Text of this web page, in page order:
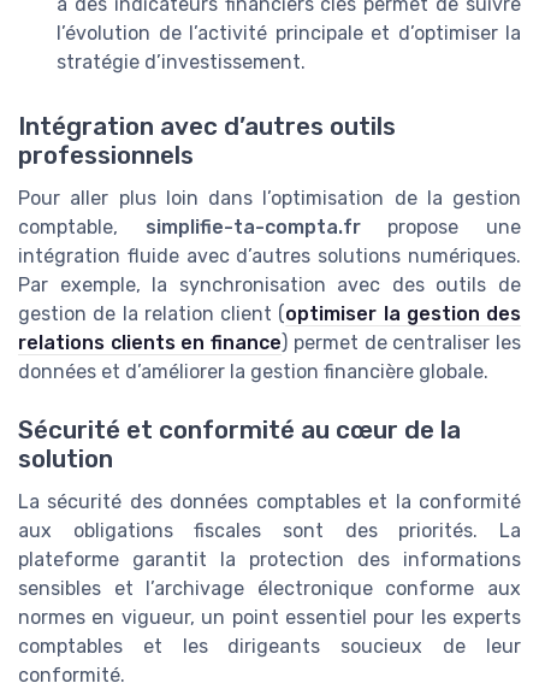
l’évolution de l’activité principale et d’optimiser la
stratégie d’investissement.
Intégration avec d’autres outils
professionnels
Pour aller plus loin dans l’optimisation de la gestion
comptable, simplifie-ta-compta.frpropose une
intégration fluide avec d’autres solutions numériques.
Par exemple, la synchronisation avec des outils de
gestion de la relation client (optimiser la gestion des
relations clients en finance) permet de centraliser les
données et d’améliorer la gestion financière globale.
Sécurité et conformité au cœur de la
solution
La sécurité des données comptables et la conformité
aux obligations fiscales sont des priorités. La
plateforme garantit la protection des informations
sensibles et l’archivage électronique conforme aux
normes en vigueur, un point essentiel pour les experts
comptables et les dirigeants soucieux de leur
conformité.